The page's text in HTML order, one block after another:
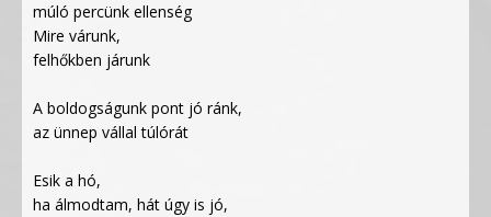
múló percünk ellenség
Mire várunk,
felhőkben járunk
A boldogságunk pont jó ránk,
az ünnep vállal túlórát
Esik a hó,
ha álmodtam, hát úgy is jó,